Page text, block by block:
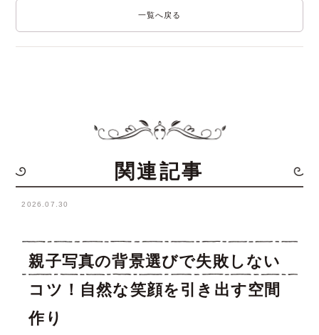
一覧へ戻る
関連記事
2026.07.30
親子写真の背景選びで失敗しない
コツ！自然な笑顔を引き出す空間
作り